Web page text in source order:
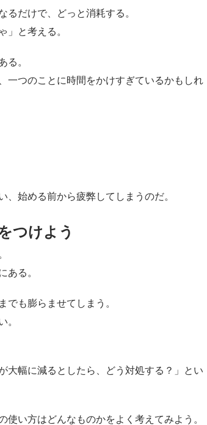
るだけで、どっと消耗する。
」と考える。
る。
一つのことに時間をかけすぎているかもしれ
、始める前から疲弊してしまうのだ。
つけよう
ある。
でも膨らませてしまう。
。
大幅に減るとしたら、どう対処する？」とい
い方はどんなものかをよく考えてみよう。